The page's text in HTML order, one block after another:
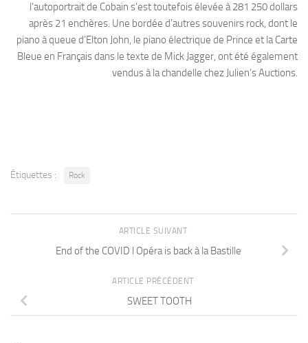
l’autoportrait de Cobain s’est toutefois élevée à 281 250 dollars
après 21 enchères. Une bordée d’autres souvenirs rock, dont le
piano à queue d’Elton John, le piano électrique de Prince et la Carte
Bleue en Français dans le texte de Mick Jagger, ont été également
vendus à la chandelle chez Julien’s Auctions.
Étiquettes : Rock
ARTICLE SUIVANT
End of the COVID l Opéra is back à la Bastille
ARTICLE PRÉCÉDENT
SWEET TOOTH